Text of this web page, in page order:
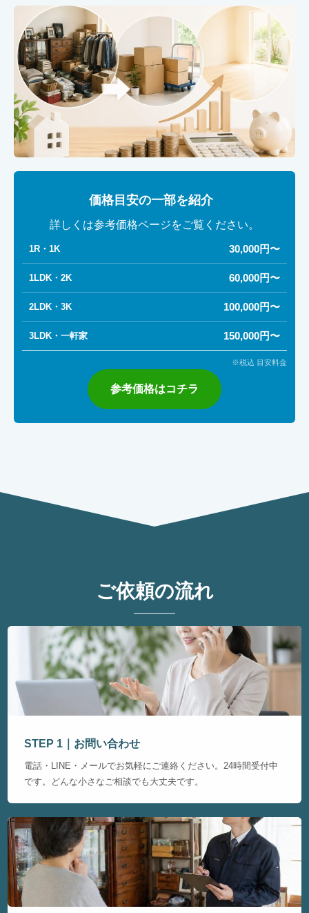
価格目安の一部を紹介
詳しくは参考価格ページをご覧ください。
1R・1K 30,000円〜
1LDK・2K 60,000円〜
2LDK・3K 100,000円〜
3LDK・一軒家 150,000円〜
※税込 目安料金
参考価格はコチラ
ご依頼の流れ
STEP 1｜お問い合わせ
電話・LINE・メールでお気軽にご連絡ください。24時間受付中
です。どんな小さなご相談でも大丈夫です。